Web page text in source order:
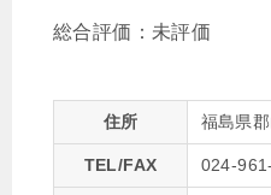
総合評価： 未評価
住所 福島県
TEL/FAX 024-